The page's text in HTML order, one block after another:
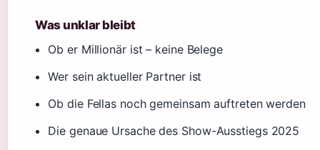
Was unklar bleibt
Ob er Millionär ist – keine Belege
Wer sein aktueller Partner ist
Ob die Fellas noch gemeinsam auftreten werden
Die genaue Ursache des Show-Ausstiegs 2025